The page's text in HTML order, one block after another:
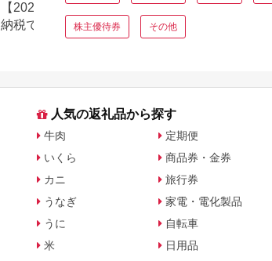
【2026年最新版】ふるさと
納税でディズニー返礼品は
もらえる？ホテル・チケッ
ふるさと納税
すめ返礼品も紹
株主優待券 その他
人気の返礼品から探す
牛肉
いくら
カニ
うなぎ
うに
米
定期便
商品券・金券
旅行券
家電・電化製品
自転車
日用品